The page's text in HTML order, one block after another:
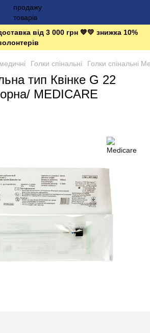
від 3 000 грн 💙💛 знижка 10%
Голки спінальні Голки спінальні
тип Квінке G 22
MEDICARE